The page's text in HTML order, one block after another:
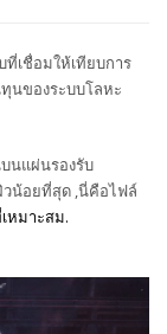
ที่เชื่อมให้เทียบการ
นของระบบโลหะ
นแผ่นรองรับ
วน้อยที่สุด ,นี่คือไฟล์
หมาะสม.